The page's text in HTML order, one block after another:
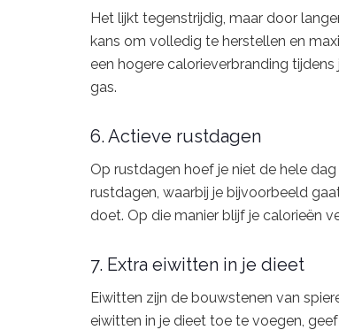
Het lijkt tegenstrijdig, maar door
kans om volledig te herstellen en
een hogere calorieverbranding
gas.
6. Actieve rustdagen
Op rustdagen hoef je niet de hele
rustdagen, waarbij je bijvoorbeeld
doet. Op die manier blijf je calorieën
7. Extra eiwitten in je dieet
Eiwitten zijn de bouwstenen van
eiwitten in je dieet toe te voegen,